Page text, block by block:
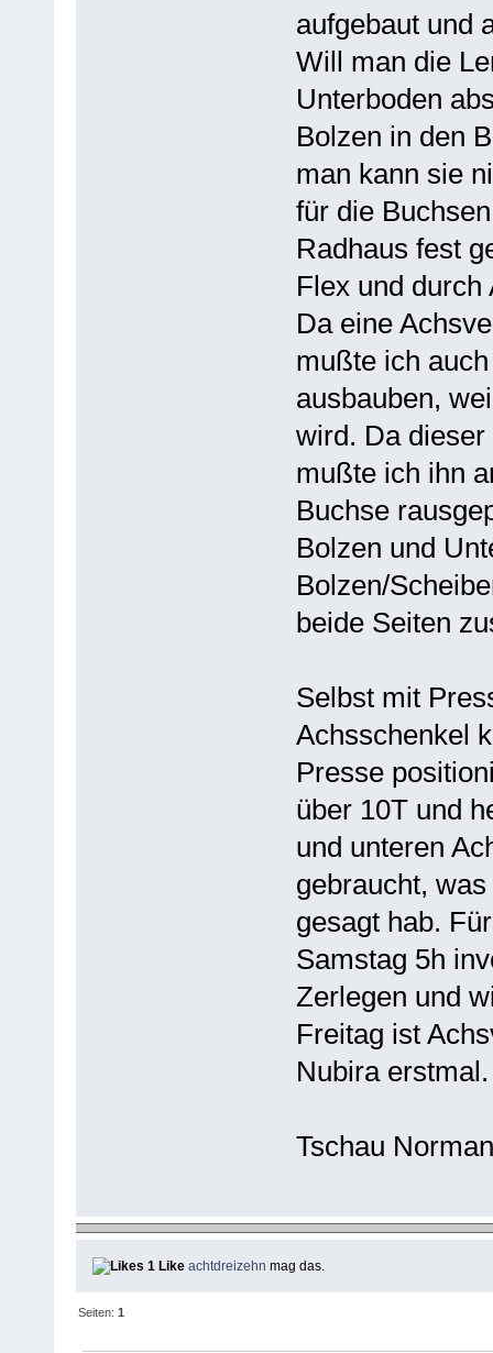
aufgebaut und
Will man die
Unterboden
Bolzen in den
man kann sie
für die
Radhaus fest
Flex und durch
Da eine
mußte ich
ausbauben,
wird. Da
mußte ich ihn
Buchse
Bolzen und
Bolzen/
beide Seiten
Selbst mit
Achsschenkel
Presse
über 10T und
und unteren
gebraucht,
gesagt hab.
Samstag 5h
Zerlegen und
Freitag ist
Nubira erstmal.
Tschau Norman
1 Like achtdreizehn mag das.
Seiten:1